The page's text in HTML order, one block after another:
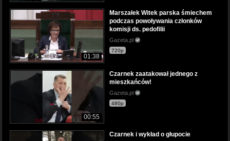
01:38
Marszałek Witek parska śmiechem
podczas powoływania członków
komisji ds. pedofilii
Gazeta.pl
720p
00:55
Czarnek zaatakował jednego z
mieszkańców!
Gazeta.pl
480p
Czarnek i wykład o głupocie